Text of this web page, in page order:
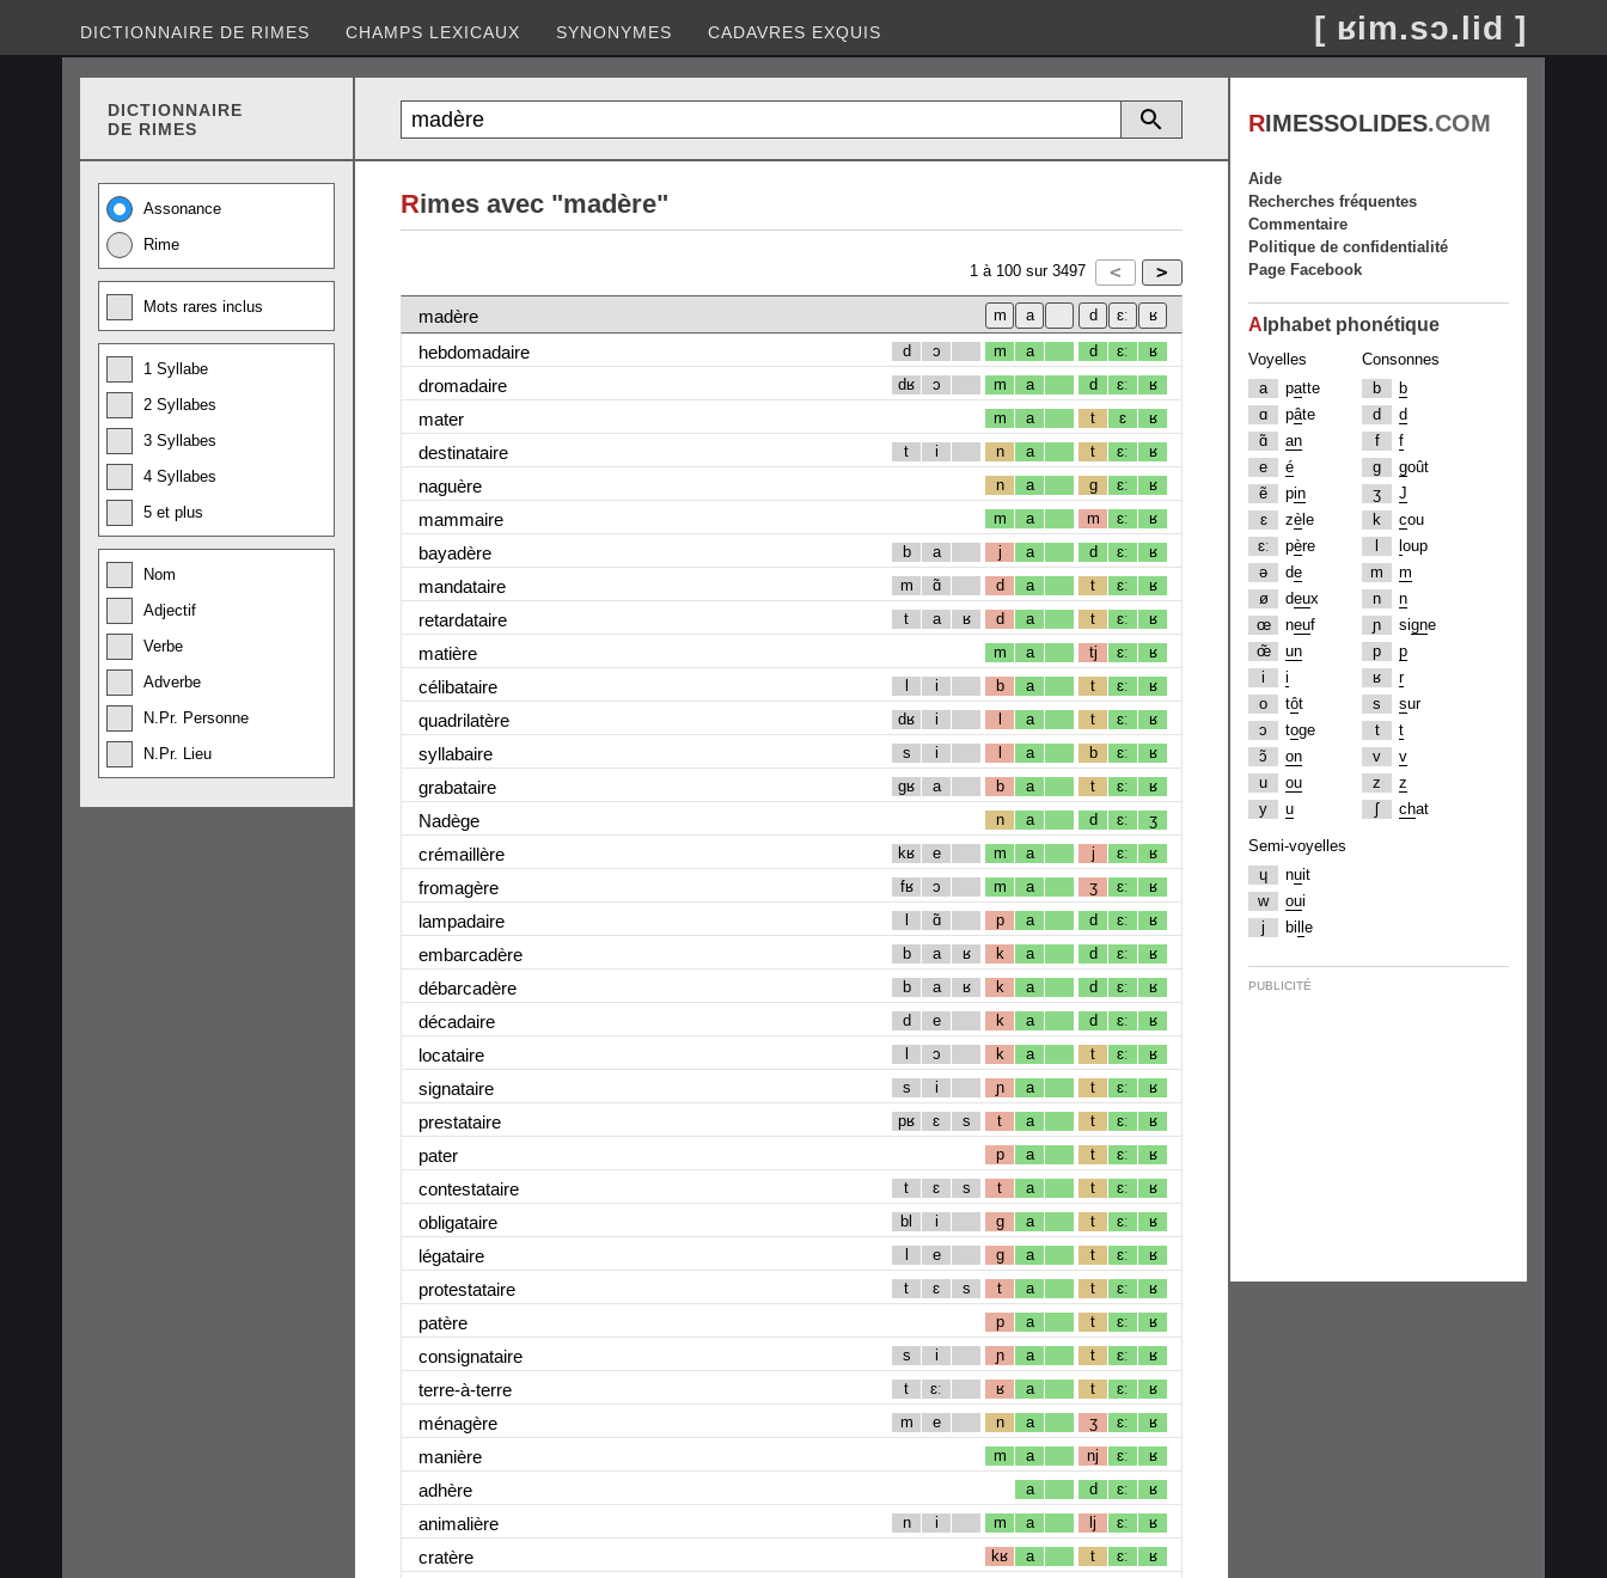
DICTIONNAIRE DE RIMES CHAMPS LEXICAUX SYNONYMES CADAVRES EXQUIS [ ʁim.sɔ.lid ]
DICTIONNAIRE
DE RIMES
Assonance
Rime
Mots rares inclus
1 Syllabe
2 Syllabes
3 Syllabes
4 Syllabes
5 et plus
Nom
Adjectif
Verbe
Adverbe
N.Pr. Personne
N.Pr. Lieu
Rimes avec "madère"
1 à 100 sur 3497
madère
hebdomadaire
d ɔ m a d ɛː ʁ
dromadaire dʁ ɔ m a d ɛː ʁ
mater m a t ɛ ʁ
destinataire t i n a t ɛː ʁ
naguère n a g ɛː ʁ
mammaire m a m ɛː ʁ
bayadère b a j a d ɛː ʁ
mandataire m ɑ̃ d a t ɛː ʁ
retardataire t a ʁ d a t ɛː ʁ
matière m a tj ɛː ʁ
célibataire l i b a t ɛː ʁ
quadrilatère dʁ i l a t ɛː ʁ
syllabaire s i l a b ɛː ʁ
grabataire gʁ a b a t ɛː ʁ
Nadège n a d ɛː ʒ
crémaillère kʁ e m a j ɛː ʁ
fromagère fʁ ɔ m a ʒ ɛː ʁ
lampadaire l ɑ̃ p a d ɛː ʁ
embarcadère b a ʁ k a d ɛː ʁ
débarcadère b a ʁ k a d ɛː ʁ
décadaire d e k a d ɛː ʁ
locataire l ɔ k a t ɛː ʁ
signataire s i ɲ a t ɛː ʁ
prestataire pʁ ɛ s t a t ɛː ʁ
pater p a t ɛː ʁ
contestataire t ɛ s t a t ɛː ʁ
obligataire bl i g a t ɛː ʁ
légataire l e g a t ɛː ʁ
protestataire t ɛ s t a t ɛː ʁ
patère p a t ɛː ʁ
consignataire s i ɲ a t ɛː ʁ
terre-à-terre t ɛː ʁ a t ɛː ʁ
ménagère m e n a ʒ ɛː ʁ
manière m a nj ɛː ʁ
adhère a d ɛː ʁ
animalière n i m a lj ɛː ʁ
cratère kʁ a t ɛː ʁ
RIMESSOLIDES.COM
Aide
Recherches fréquentes
Commentaire
Politique de confidentialité
Page Facebook
A lphabet phonétique
Voyelles
a
patte
ɑ
pâte
ɑ̃
an
e
é
ẽ
pin
ɛ
zè le
ɛː
père
ə
de
ø
deux
œ
neuf
œ̃
un
i
i
o
tôt
ɔ
toge
ɔ̃
on
u
ou
y
u
Consonnes
b
b
d
d
f
f
g
goût
ʒ
J
k
cou
oup
m
m
n
n
ɲ
signe
p
p
ʁ
r
s
sur
t
t
v
v
z
z
ʃ
chat
Semi-voyelles
ɥ
nuit
w
oui
j
bi e
PUBLICITÉ